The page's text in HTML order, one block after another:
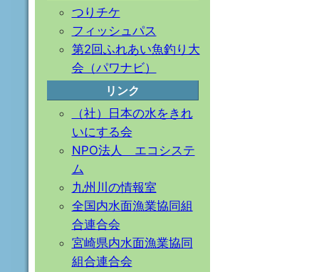
つりチケ
フィッシュパス
第2回ふれあい魚釣り大
会（パワナビ）
リンク
（社）日本の水をきれ
いにする会
NPO法人 エコシステ
ム
九州川の情報室
全国内水面漁業協同組
合連合会
宮崎県内水面漁業協同
組合連合会